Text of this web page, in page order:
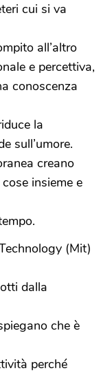
cui si va
all’altro
e percettiva,
conoscenza
la
sull’umore.
creano
insieme e
(Mit)
dalla
che è
perché